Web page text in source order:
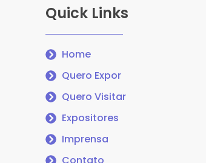
Quick Links
Home
Quero Expor
Quero Visitar
Expositores
Imprensa